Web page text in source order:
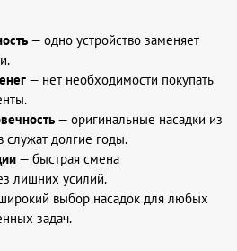
— одно устройство заменяет
— нет необходимости покупать
— оригинальные насадки из
служат долгие годы.
— быстрая смена
лишних усилий.
выбор насадок для любых
задач.